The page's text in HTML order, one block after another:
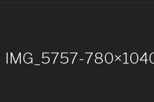
IMG_5757-